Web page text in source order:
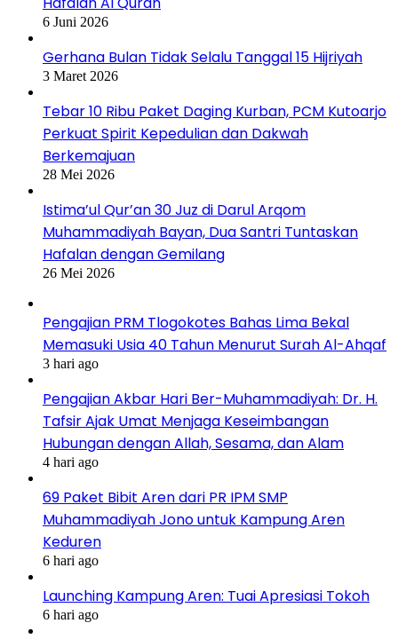
6 Juni 2026
Gerhana Bulan Tidak Selalu Tanggal 15 Hijriyah
3 Maret 2026
Tebar 10 Ribu Paket Daging Kurban, PCM Kutoarjo
Perkuat Spirit Kepedulian dan Dakwah
Berkemajuan
28 Mei 2026
Istima’ul Qur’an 30 Juz di Darul Arqom
Muhammadiyah Bayan, Dua Santri Tuntaskan
Hafalan dengan Gemilang
26 Mei 2026
Pengajian PRM Tlogokotes Bahas Lima Bekal
Memasuki Usia 40 Tahun Menurut Surah Al-Ahqaf
3 hari ago
Pengajian Akbar Hari Ber-Muhammadiyah: Dr. H.
Tafsir Ajak Umat Menjaga Keseimbangan
Hubungan dengan Allah, Sesama, dan Alam
4 hari ago
69 Paket Bibit Aren dari PR IPM SMP
Muhammadiyah Jono untuk Kampung Aren
Keduren
6 hari ago
Launching Kampung Aren: Tuai Apresiasi Tokoh
6 hari ago